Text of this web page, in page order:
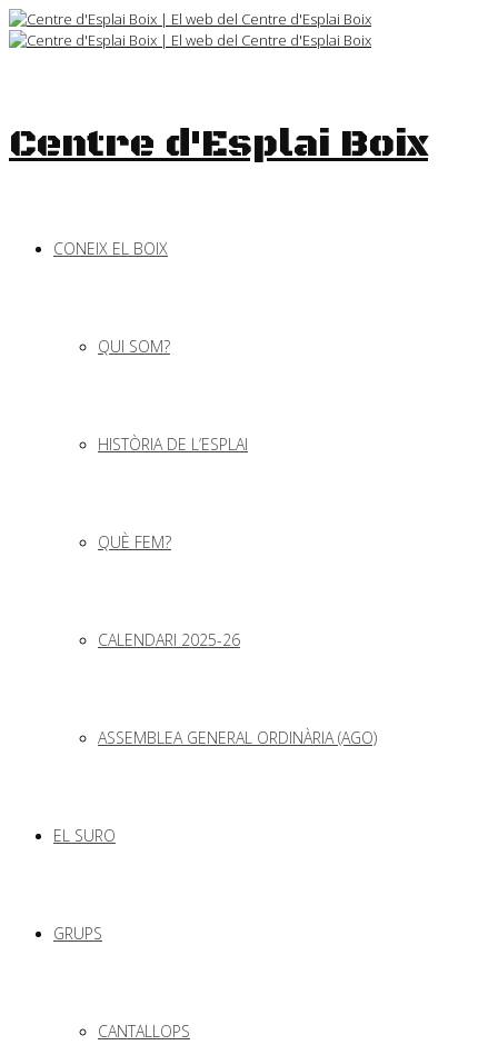
Skip
to
Centre d'Esplai Boix
CONEIX EL BOIX
QUI SOM?
HISTÒRIA DE L’ESPLAI
QUÈ FEM?
CALENDARI 2025-26
ASSEMBLEA GENERAL ORDINÀRIA (AGO)
EL SURO
GRUPS
CANTALLOPS